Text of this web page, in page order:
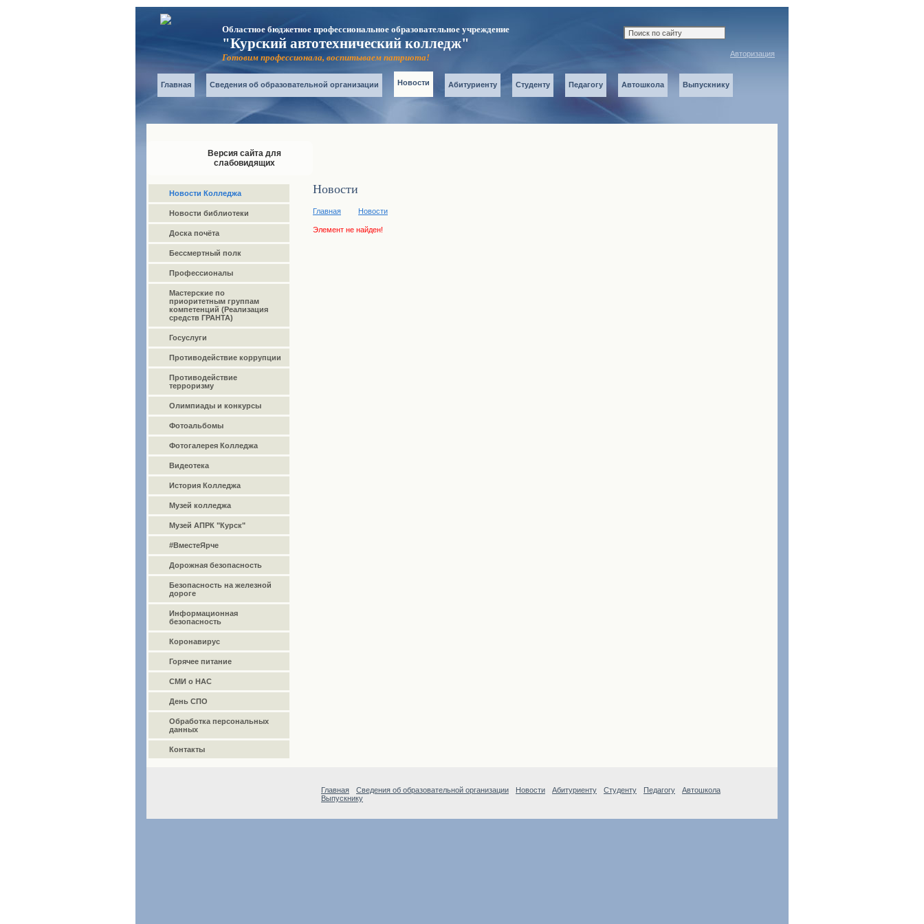
Областное бюджетное профессиональное образовательное учреждение
"Курский автотехнический колледж"
Готовим профессионала, воспитываем патриота! Авторизация
Главная Сведения об образовательной организации Новости Абитуриенту Студенту Педагогу Автошкола Выпускнику
Версия сайта для
слабовидящих
Новости Колледжа
Новости библиотеки
Доска почёта
Бессмертный полк
Профессионалы
Мастерские по
приоритетным группам
компетенций (Реализация
средств ГРАНТА)
Госуслуги
Противодействие коррупции
Противодействие
терроризму
Олимпиады и конкурсы
Фотоальбомы
Фотогалерея Колледжа
Видеотека
История Колледжа
Музей колледжа
Музей АПРК "Курск"
#ВместеЯрче
Дорожная безопасность
Безопасность на железной
дороге
Информационная
безопасность
Коронавирус
Горячее питание
СМИ о НАС
День СПО
Обработка персональных
данных
Контакты
Новости
Главная Новости
Элемент не найден!
Главная Сведения об образовательной организации Новости Абитуриенту Студенту Педагогу
Автошкола
Выпускнику